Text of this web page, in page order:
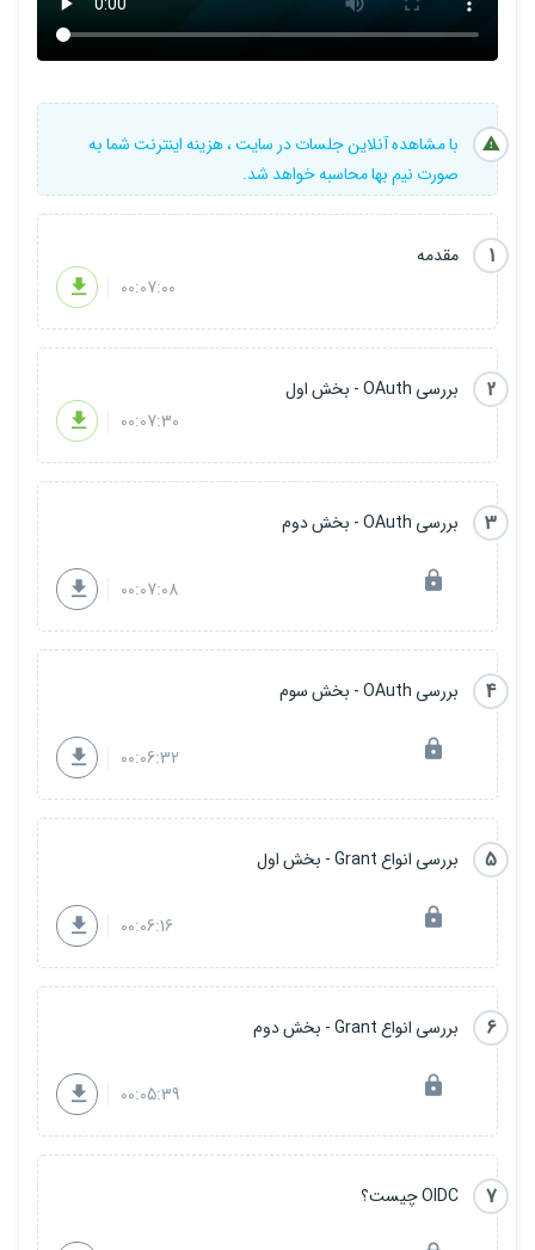
با مشاهده آنلاین جلسات در سایت ، هزینه اینترنت شما به
صورت نیم بها محاسبه خواهد شد.
1
مقدمه
00:07:00
2
بررسی OAuth - بخش اول
00:07:30
3 بررسی OAuth - بخش دوم
00:07:08
4 بررسی OAuth - بخش سوم
00:06:32
5 بررسی انواع Grant - بخش اول
00:06:16
6 بررسی انواع Grant - بخش دوم
00:05:39
7 OIDC چیست؟